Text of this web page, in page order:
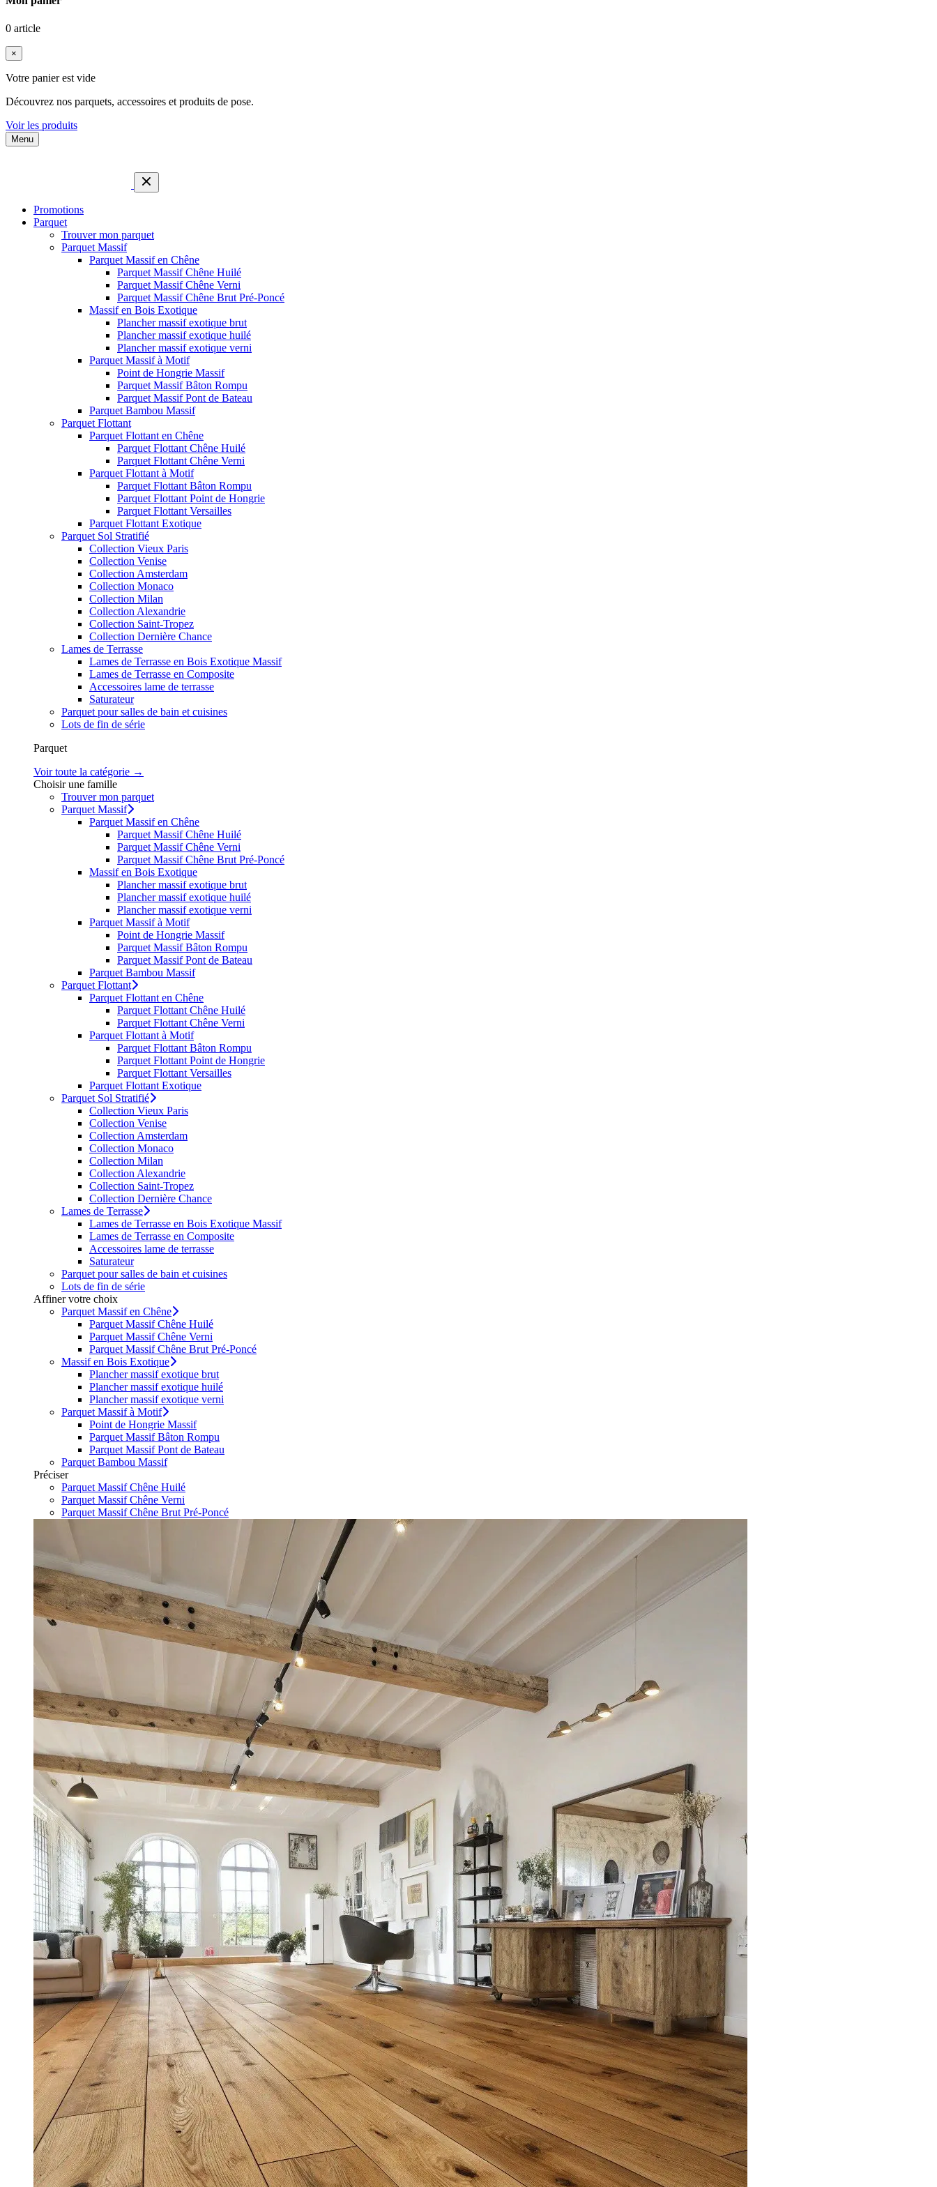
0 article
×
Votre panier est vide
Découvrez nos parquets, accessoires et produits de pose.
Voir les produits
Menu
Promotions
Parquet
Trouver mon parquet
Parquet Massif
Parquet Massif en Chêne
Parquet Massif Chêne Huilé
Parquet Massif Chêne Verni
Parquet Massif Chêne Brut Pré-Poncé
Massif en Bois Exotique
Plancher massif exotique brut
Plancher massif exotique huilé
Plancher massif exotique verni
Parquet Massif à Motif
Point de Hongrie Massif
Parquet Massif Bâton Rompu
Parquet Massif Pont de Bateau
Parquet Bambou Massif
Parquet Flottant
Parquet Flottant en Chêne
Parquet Flottant Chêne Huilé
Parquet Flottant Chêne Verni
Parquet Flottant à Motif
Parquet Flottant Bâton Rompu
Parquet Flottant Point de Hongrie
Parquet Flottant Versailles
Parquet Flottant Exotique
Parquet Sol Stratifié
Collection Vieux Paris
Collection Venise
Collection Amsterdam
Collection Monaco
Collection Milan
Collection Alexandrie
Collection Saint-Tropez
Collection Dernière Chance
Lames de Terrasse
Lames de Terrasse en Bois Exotique Massif
Lames de Terrasse en Composite
Accessoires lame de terrasse
Saturateur
Parquet pour salles de bain et cuisines
Lots de fin de série
Parquet
Voir toute la catégorie →
Choisir une famille
Trouver mon parquet
Parquet Massif
Parquet Massif en Chêne
Parquet Massif Chêne Huilé
Parquet Massif Chêne Verni
Parquet Massif Chêne Brut Pré-Poncé
Massif en Bois Exotique
Plancher massif exotique brut
Plancher massif exotique huilé
Plancher massif exotique verni
Parquet Massif à Motif
Point de Hongrie Massif
Parquet Massif Bâton Rompu
Parquet Massif Pont de Bateau
Parquet Bambou Massif
Parquet Flottant
Parquet Flottant en Chêne
Parquet Flottant Chêne Huilé
Parquet Flottant Chêne Verni
Parquet Flottant à Motif
Parquet Flottant Bâton Rompu
Parquet Flottant Point de Hongrie
Parquet Flottant Versailles
Parquet Flottant Exotique
Parquet Sol Stratifié
Collection Vieux Paris
Collection Venise
Collection Amsterdam
Collection Monaco
Collection Milan
Collection Alexandrie
Collection Saint-Tropez
Collection Dernière Chance
Lames de Terrasse
Lames de Terrasse en Bois Exotique Massif
Lames de Terrasse en Composite
Accessoires lame de terrasse
Saturateur
Parquet pour salles de bain et cuisines
Lots de fin de série
Affiner votre choix
Parquet Massif en Chêne
Parquet Massif Chêne Huilé
Parquet Massif Chêne Verni
Parquet Massif Chêne Brut Pré-Poncé
Massif en Bois Exotique
Plancher massif exotique brut
Plancher massif exotique huilé
Plancher massif exotique verni
Parquet Massif à Motif
Point de Hongrie Massif
Parquet Massif Bâton Rompu
Parquet Massif Pont de Bateau
Parquet Bambou Massif
Préciser
Parquet Massif Chêne Huilé
Parquet Massif Chêne Verni
Parquet Massif Chêne Brut Pré-Poncé